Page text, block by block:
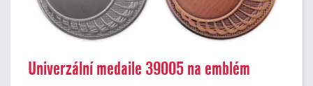
Univerzální medaile 39005 na emblém